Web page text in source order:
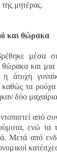
της μητέρας.
και θώρακα
μέσα
θώρακα και
άτυχη
τα
δύο
από
ενώ τα
Μετά από